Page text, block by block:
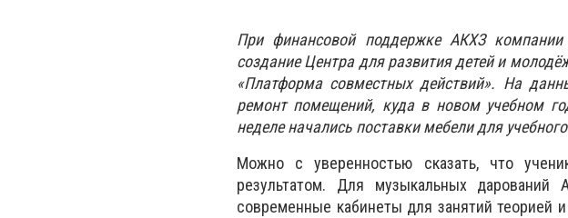
При финансовой поддержке АКХЗ
создание Центра для развития детей и
«Платформа совместных действий». На
ремонт помещений, куда в новом учебном
неделе начались поставки мебели для
Можно с уверенностью сказать, что
результатом. Для музыкальных
современные кабинеты для занятий теорией